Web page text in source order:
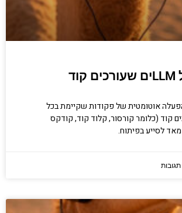
אוטומטית של פקודות שקיימת בכל
קוד (כלומר קורסור, קלוד קוד, קודקס
לסייע בפיתוח.